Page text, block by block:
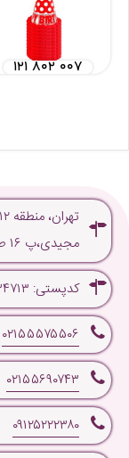
۱۲۱ ۸۰۲ ۰۰۷
مجیدی،پ ۱۶ ط اول
کدپستی: ۱۱۹۸۹۳۴۷۱۳-فروش آنلاین و حضوری
۰۲۱۵۵۵۷۵۵۰۶
۰۲۱۵۵۶۹۰۷۴۳
۰۹۱۲۵۲۲۲۳۸۰